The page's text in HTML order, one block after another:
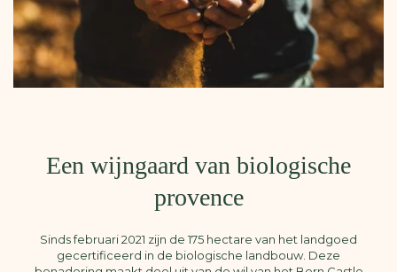
Een wijngaard van biologische
provence
Sinds februari 2021 zijn de 175 hectare van het landgoed
gecertificeerd in de biologische landbouw. Deze